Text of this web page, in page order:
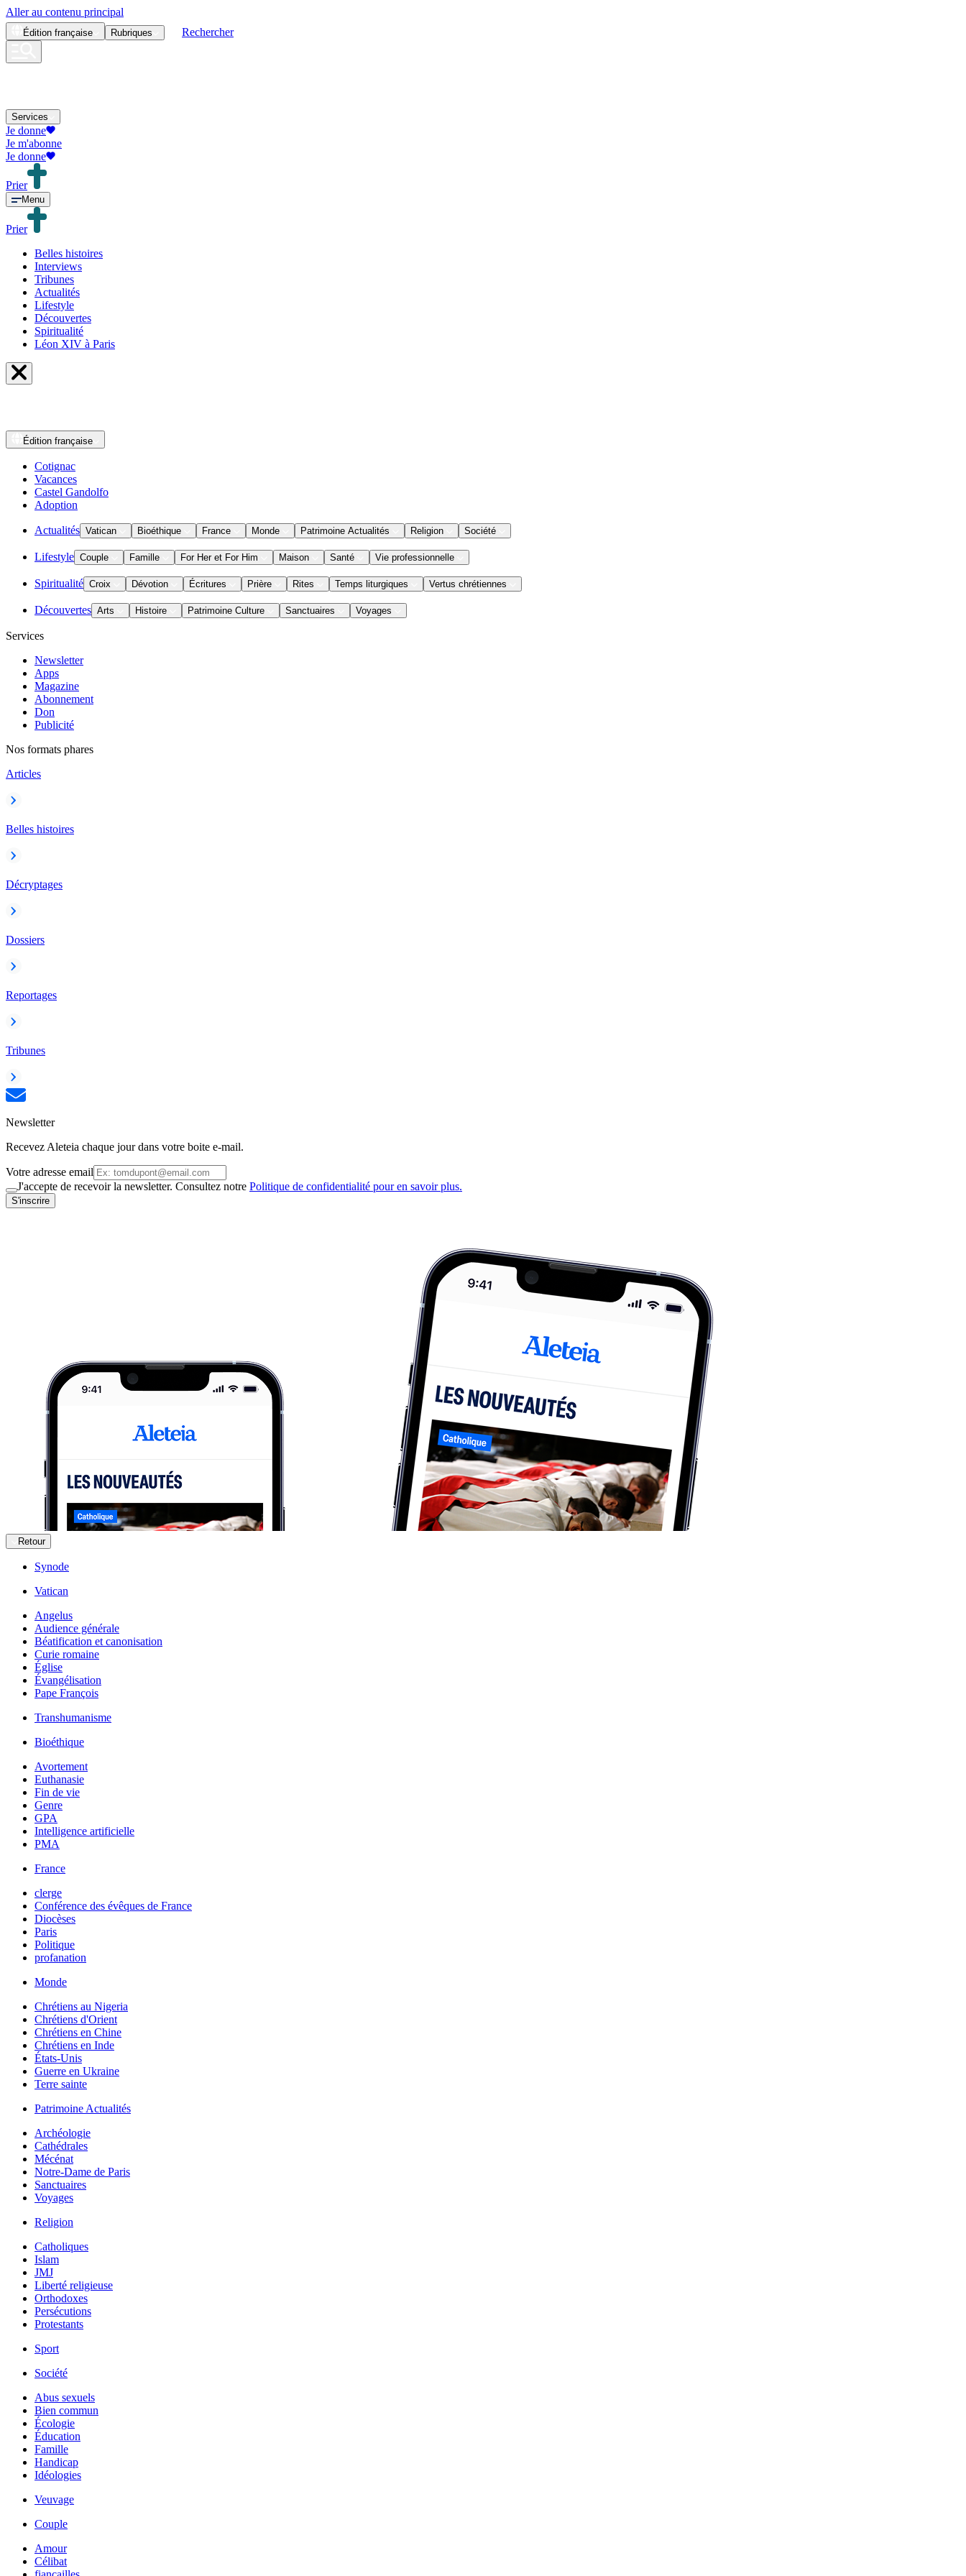
Aller au contenu principal
Édition française Rubriques Rechercher
Services
Je donne
Je m'abonne
Je donne
Prier
Menu
Prier
Belles histoires
Interviews
Tribunes
Actualités
Lifestyle
Découvertes
Spiritualité
Léon XIV à Paris
Édition française
Cotignac
Vacances
Castel Gandolfo
Adoption
Actualités Vatican Bioéthique France Monde Patrimoine Actualités Religion Société
Lifestyle Couple Famille For Her et For Him Maison Santé Vie professionnelle
Spiritualité Croix Dévotion Écritures Prière Rites Temps liturgiques Vertus chrétiennes
Découvertes Arts Histoire Patrimoine Culture Sanctuaires Voyages
Services
Newsletter
Apps
Magazine
Abonnement
Don
Publicité
Nos formats phares
Articles
Belles histoires
Décryptages
Dossiers
Reportages
Tribunes
Newsletter
Recevez Aleteia chaque jour dans votre boite e-mail.
Votre adresse email
J'accepte de recevoir la newsletter. Consultez notre Politique de confidentialité pour en savoir plus.
S'inscrire
Retour
Synode
Vatican
Angelus
Audience générale
Béatification et canonisation
Curie romaine
Église
Évangélisation
Pape François
Transhumanisme
Bioéthique
Avortement
Euthanasie
Fin de vie
Genre
GPA
Intelligence artificielle
PMA
France
clerge
Conférence des évêques de France
Diocèses
Paris
Politique
profanation
Monde
Chrétiens au Nigeria
Chrétiens d'Orient
Chrétiens en Chine
Chrétiens en Inde
États-Unis
Guerre en Ukraine
Terre sainte
Patrimoine Actualités
Archéologie
Cathédrales
Mécénat
Notre-Dame de Paris
Sanctuaires
Voyages
Religion
Catholiques
Islam
JMJ
Liberté religieuse
Orthodoxes
Persécutions
Protestants
Sport
Société
Abus sexuels
Bien commun
Écologie
Éducation
Famille
Handicap
Idéologies
Veuvage
Couple
Amour
Célibat